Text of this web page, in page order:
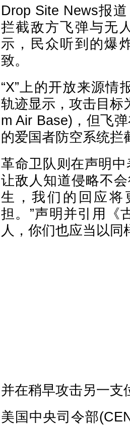
Drop Site News报
拦截敌方飞弹与无
示，民众听到的爆
致。
“X”上的开放来源情
轨迹显示，攻击目标
m Air Base)，但飞
的爱国者防空系统拦
革命卫队则在声明
让敌人知道侵略不
生，我们的回应将
担。”声明并引用《
人，你们也应当以同
并在稍早攻击另一支
美国中央司令部